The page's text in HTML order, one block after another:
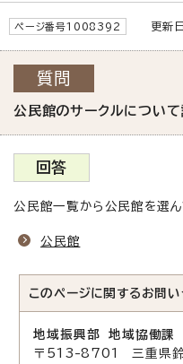
ページ番号1008392 更新
質問
公民館のサークルについ
回答
公民館一覧から公民館を選
公民館
このページに関する お問
地域振興部 地域協働課
〒513-8701 三重県鈴